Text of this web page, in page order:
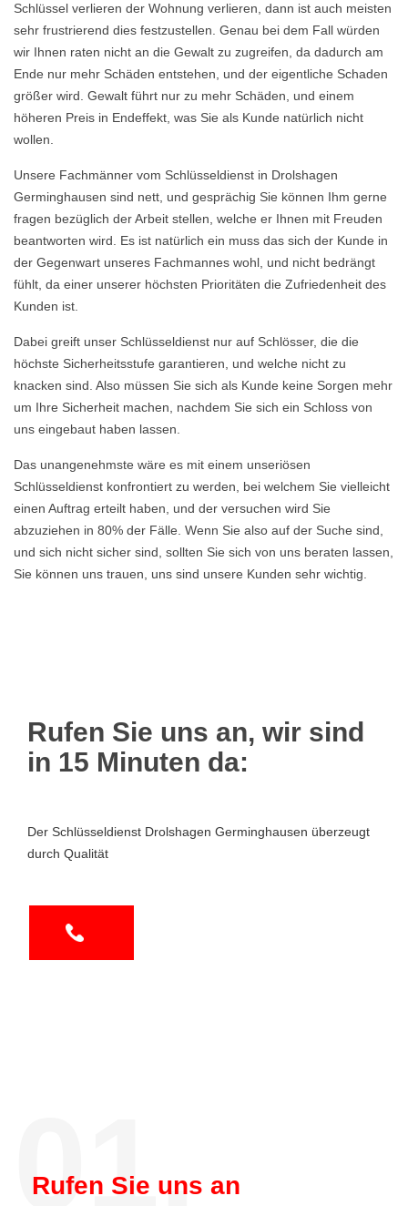
Schlüssel verlieren der Wohnung verlieren, dann ist auch meisten
sehr frustrierend dies festzustellen. Genau bei dem Fall würden
wir Ihnen raten nicht an die Gewalt zu zugreifen, da dadurch am
Ende nur mehr Schäden entstehen, und der eigentliche Schaden
größer wird. Gewalt führt nur zu mehr Schäden, und einem
höheren Preis in Endeffekt, was Sie als Kunde natürlich nicht
wollen.
Unsere Fachmänner vom Schlüsseldienst in Drolshagen
Germinghausen sind nett, und gesprächig Sie können Ihm gerne
fragen bezüglich der Arbeit stellen, welche er Ihnen mit Freuden
beantworten wird. Es ist natürlich ein muss das sich der Kunde in
der Gegenwart unseres Fachmannes wohl, und nicht bedrängt
fühlt, da einer unserer höchsten Prioritäten die Zufriedenheit des
Kunden ist.
Dabei greift unser Schlüsseldienst nur auf Schlösser, die die
höchste Sicherheitsstufe garantieren, und welche nicht zu
knacken sind. Also müssen Sie sich als Kunde keine Sorgen mehr
um Ihre Sicherheit machen, nachdem Sie sich ein Schloss von
uns eingebaut haben lassen.
Das unangenehmste wäre es mit einem unseriösen
Schlüsseldienst konfrontiert zu werden, bei welchem Sie vielleicht
einen Auftrag erteilt haben, und der versuchen wird Sie
abzuziehen in 80% der Fälle. Wenn Sie also auf der Suche sind,
und sich nicht sicher sind, sollten Sie sich von uns beraten lassen,
Sie können uns trauen, uns sind unsere Kunden sehr wichtig.
Rufen Sie uns an, wir sind
in 15 Minuten da:
Der Schlüsseldienst Drolshagen Germinghausen überzeugt
durch Qualität
01.
Rufen Sie uns an